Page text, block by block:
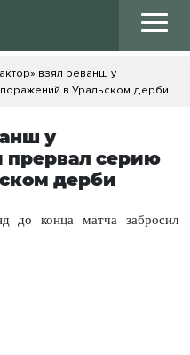
взял реванш у
в Уральском дерби
у
прервал серию
дерби
до конца матча забросил